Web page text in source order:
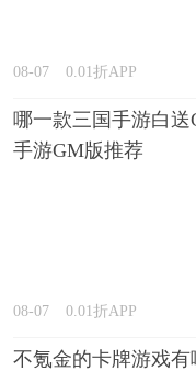
08-07 0.01折APP
哪一款三国手游白送
手游GM版推荐
08-07 0.01折APP
不氪金的卡牌游戏